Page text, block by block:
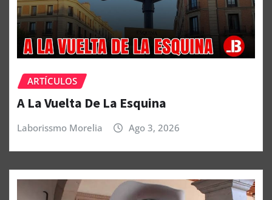
ARTÍCULOS
A La Vuelta De La Esquina
Laborissmo Morelia Ago 3, 2026